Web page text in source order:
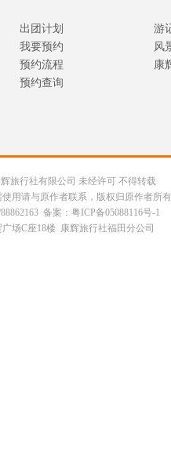
出团计划
我要预约
预约流程
预约查询
游
风
康
旅行社有限公司 未经许可 不得转载
用请与原作者联系，版权归原作者所
备案：粤ICP备05088116号-1
场C座18楼 康辉旅行社福田分公司